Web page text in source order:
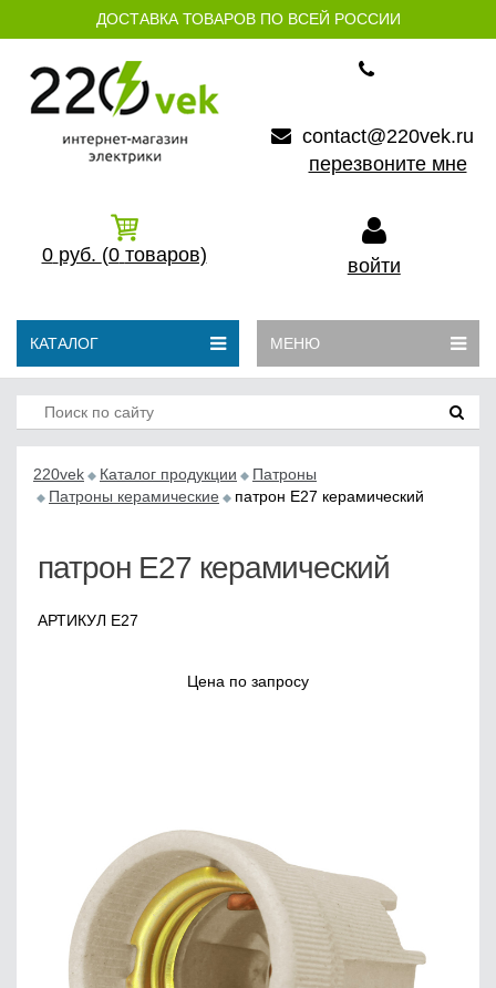
ДОСТАВКА ТОВАРОВ ПО ВСЕЙ РОССИИ
contact@220vek.ru
перезвоните мне
0 руб. (0 товаров) войти
КАТАЛОГ МЕНЮ
220vek Каталог продукции
Патроны
Патроны керамические
патрон Е27 керамический
патрон Е27 керамический
АРТИКУЛ E27
Цена по запросу